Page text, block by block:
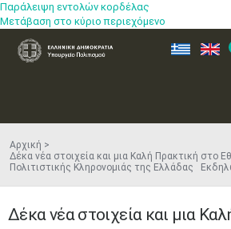
Παράλειψη εντολών κορδέλας
Μετάβαση στο κύριο περιεχόμενο
ελ en
Αρχική
Δέκα νέα στοιχεία και μια Καλή Πρακτική στο
Πολιτιστικής Κληρονομιάς της Ελλάδας
Δέκα νέα στοιχεία και μια